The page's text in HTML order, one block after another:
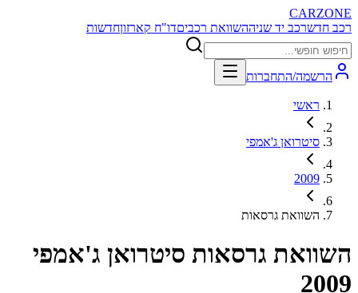
CARZONE
רכב חדשרכב יד שניההשוואת רכביםדו"ח קארזוןחדשות
הרשמה/התחברות
ראשי
סיטרואן ג'אמפי
2009
השוואת גרסאות
השוואת גרסאות סיטרואן ג'אמפי
2009